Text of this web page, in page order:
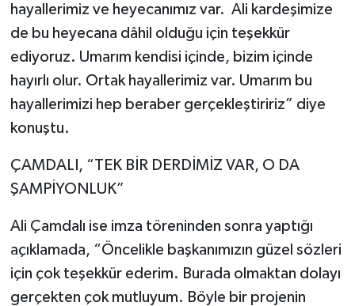
hayallerimiz ve heyecanımız var. Ali kardeşimize
de bu heyecana dâhil olduğu için teşekkür
ediyoruz. Umarım kendisi içinde, bizim içinde
hayırlı olur. Ortak hayallerimiz var. Umarım bu
hayallerimizi hep beraber gerçekleştiririz” diye
konuştu.
ÇAMDALI, “TEK BİR DERDİMİZ VAR, O DA
ŞAMPİYONLUK”
Ali Çamdalı ise imza töreninden sonra yaptığı
açıklamada, “Öncelikle başkanımızın güzel sözleri
için çok teşekkür ederim. Burada olmaktan dolayı
gerçekten çok mutluyum. Böyle bir projenin